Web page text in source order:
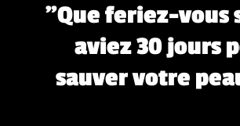
"Que feriez-vous
aviez 30 jours
sauver votre